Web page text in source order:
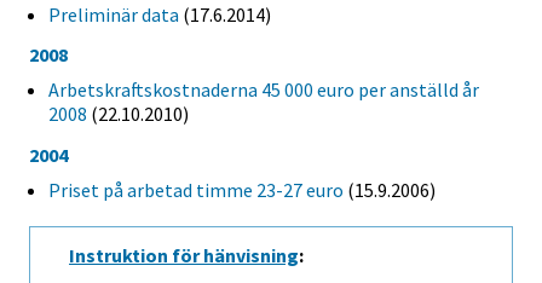
Preliminär data (17.6.2014)
2008
Arbetskraftskostnaderna 45 000 euro per anställd år
2008 (22.10.2010)
2004
Priset på arbetad timme 23-27 euro (15.9.2006)
Instruktion för hänvisning: